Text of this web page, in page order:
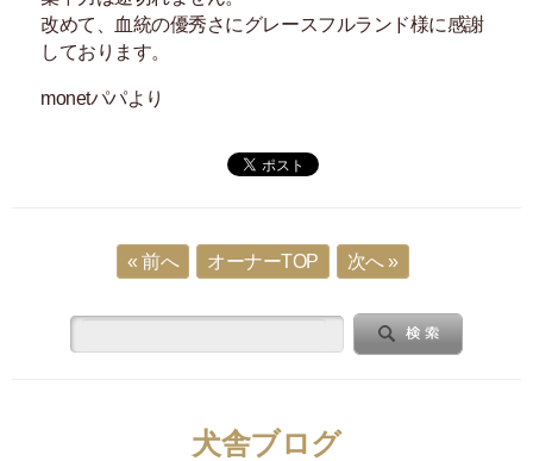
改めて、血統の優秀さにグレースフルランド様に感謝
しております。
monetパパより
« 前へ オーナーTOP 次へ »
犬舎ブログ